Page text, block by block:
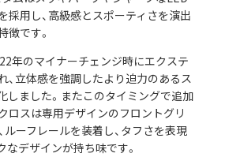
採用し、高級感とスポーティさを演出
徴です。
年のマイナーチェンジ時にエクステ
、立体感を強調したより迫力のあるス
しました。またこのタイミングで追加
ロスは専用デザインのフロントグリ
ルーフレールを装着し、タフさを表現
なデザインが持ち味です。